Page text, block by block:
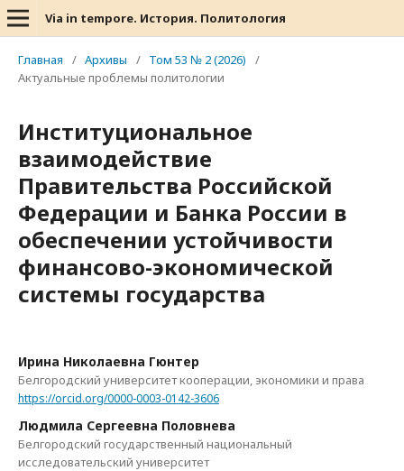
Via in tempore. История. Политология
Главная / Архивы / Том 53 № 2 (2026)
/
Актуальные проблемы политологии
Институциональное
взаимодействие
Правительства Российской
Федерации и Банка России в
обеспечении устойчивости
финансово-экономической
системы государства
Ирина Николаевна Гюнтер
Белгородский университет кооперации, экономики и права
https://orcid.org/0000-0003-0142-3606
Людмила Сергеевна Половнева
Белгородский государственный национальный
исследовательский университет